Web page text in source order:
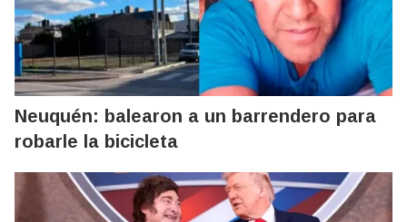
Neuquén: balearon a un barrendero para
robarle la bicicleta